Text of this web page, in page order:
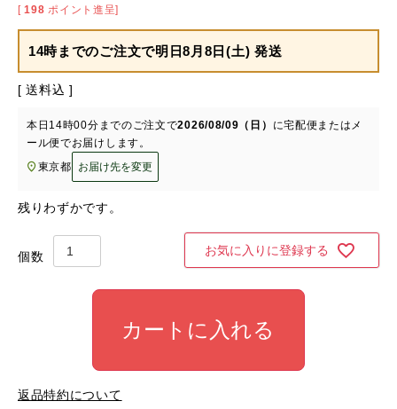
[ 198 ポイント進呈]
14時までのご注文で明日8月8日(土) 発送
送料込
本日 14時00分 までのご注文で2026/08/09（日） に宅配便またはメ
ール便でお届けします。
東京都
お届け先を変更
残りわずかです。
お気に入りに登録する
カートに入れる
返品特約について